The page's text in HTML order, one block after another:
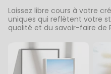
Laissez libre cours à votre
uniques qui reflètent votre
qualité et du savoir-faire de